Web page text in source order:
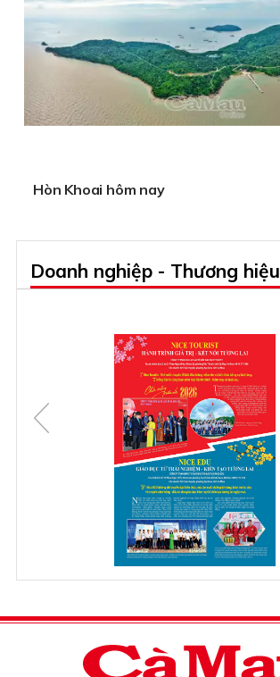
Hòn Khoai hôm nay
Doanh nghiệp - Thương hiệu